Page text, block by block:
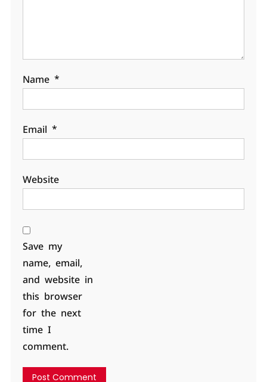
Name *
Email *
Website
Save my
name, email,
and website in
this browser
for the next
time I
comment.